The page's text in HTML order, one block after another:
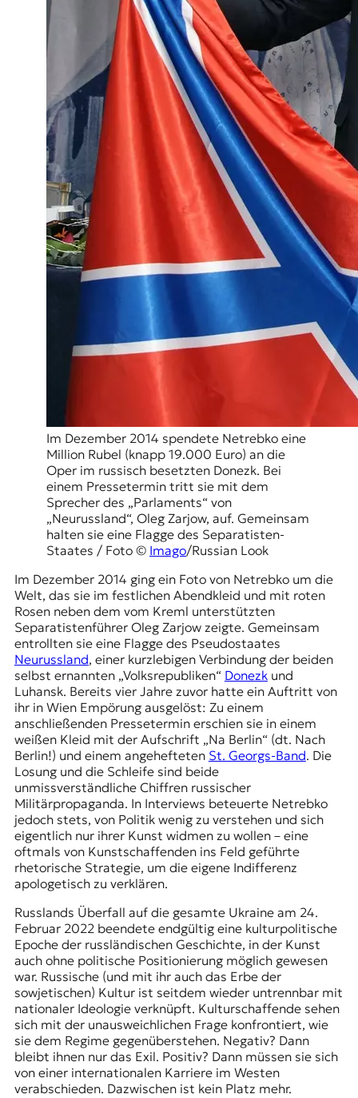
Im Dezember 2014 spendete Netrebko eine
Million Rubel (knapp 19.000 Euro) an die
Oper im russisch besetzten Donezk. Bei
einem Pressetermin tritt sie mit dem
Sprecher des „Parlaments“ von
„Neurussland“, Oleg Zarjow, auf. Gemeinsam
halten sie eine Flagge des Separatisten-
Staates / Foto © Imago/Russian Look
Im Dezember 2014 ging ein Foto von Netrebko um die
Welt, das sie im festlichen Abendkleid und mit roten
Rosen neben dem vom Kreml unterstützten
Separatistenführer Oleg Zarjow zeigte. Gemeinsam
entrollten sie eine Flagge des Pseudostaates
Neurussland, einer kurzlebigen Verbindung der beiden
selbst ernannten „Volksrepubliken“ Donezkund
Luhansk. Bereits vier Jahre zuvor hatte ein Auftritt von
ihr in Wien Empörung ausgelöst: Zu einem
anschließenden Pressetermin erschien sie in einem
weißen Kleid mit der Aufschrift „Na Berlin“(dt. Nach
Berlin!) und einem angehefteten St. Georgs-Band. Die
Losung und die Schleife sind beide
unmissverständliche Chiffren russischer
Militärpropaganda. In Interviews beteuerte Netrebko
jedoch stets, von Politik wenig zu verstehen und sich
eigentlich nur ihrer Kunst widmen zu wollen – eine
oftmals von Kunstschaffenden ins Feld geführte
rhetorische Strategie, um die eigene Indifferenz
apologetisch zu verklären.
Russlands Überfall auf die gesamte Ukraine am 24.
Februar 2022 beendete endgültig eine kulturpolitische
Epoche der russländischen Geschichte, in der Kunst
auch ohne politische Positionierung möglich gewesen
war. Russische (und mit ihr auch das Erbe der
sowjetischen) Kultur ist seitdem wieder untrennbar mit
nationaler Ideologie verknüpft. Kulturschaffende sehen
sich mit der unausweichlichen Frage konfrontiert, wie
sie dem Regime gegenüberstehen. Negativ? Dann
bleibt ihnen nur das Exil. Positiv? Dann müssen sie sich
von einer internationalen Karriere im Westen
verabschieden. Dazwischen ist kein Platz mehr.